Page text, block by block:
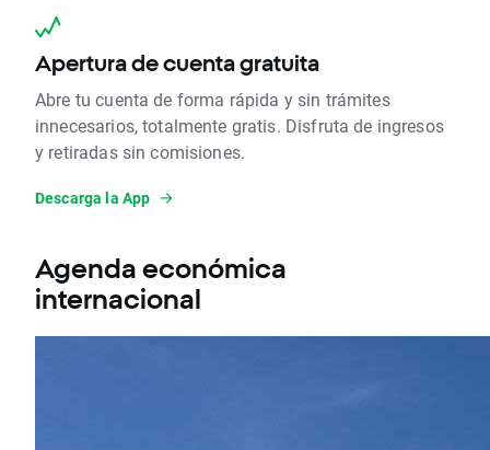
Apertura de cuenta gratuita
Abre tu cuenta de forma rápida y sin trámites
innecesarios, totalmente gratis. Disfruta de ingresos
y retiradas sin comisiones.
Descarga la App
Agenda económica
internacional